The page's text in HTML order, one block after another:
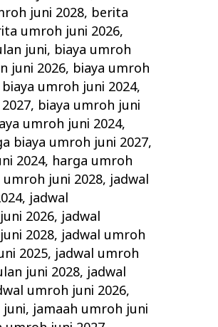
juni 2028, berita
umroh juni 2026,
juni, biaya umroh
juni 2026, biaya umroh
biaya umroh juni 2024,
, biaya umroh juni
umroh juni 2024,
biaya umroh juni 2027,
2024, harga umroh
umroh juni 2028, jadwal
, jadwal
2026, jadwal
2028, jadwal umroh
2025, jadwal umroh
juni 2028, jadwal
umroh juni 2026,
juni, jamaah umroh juni